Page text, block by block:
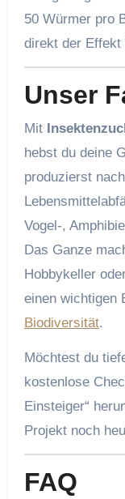
50 Würmer pro
direkt der Effekt
Unser
Mit
hebst du deine
produzierst
Vogel-,
Das Ganze
Hobbykeller
einen wichtigen
Biodiversität.
Möchtest du
kostenlose
Einsteiger“
Projekt noch
FAQ